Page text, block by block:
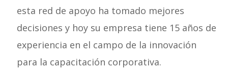
esta red de apoyo ha tomado mejores
decisiones y hoy su empresa tiene 15 años de
experiencia en el campo de la innovación
para la capacitación corporativa.